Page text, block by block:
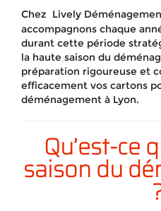
Chez Lively
accompagnons chaque
durant cette période
la haute saison du
préparation rigoureuse et
efficacement vos cartons
déménagement à Lyon.
Qu’est-ce
saison du